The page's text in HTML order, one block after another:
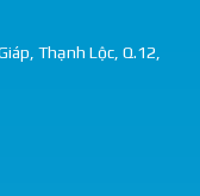
Thạnh Lộc, Q.12,